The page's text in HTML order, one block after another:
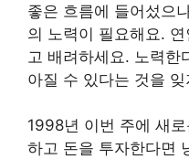
좋은 흐름에 들어섰으
의 노력이 필요해요.
고 배려하세요. 노력한
아질 수 있다는 것을
1998년 이번 주에 새
하고 돈을 투자한다면